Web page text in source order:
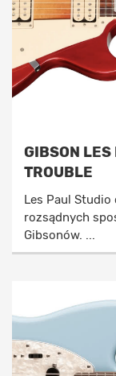
GIBSON LES
TROUBLE
Les Paul
rozsądnych
Gibsonów. ...